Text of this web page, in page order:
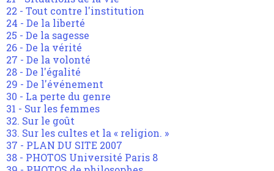
22 - Tout contre l'institution
24 - De la liberté
25 - De la sagesse
26 - De la vérité
27 - De la volonté
28 - De l'égalité
29 - De l'événement
30 - La perte du genre
31 - Sur les femmes
32. Sur le goût
33. Sur les cultes et la « religion. »
37 - PLAN DU SITE 2007
38 - PHOTOS Université Paris 8